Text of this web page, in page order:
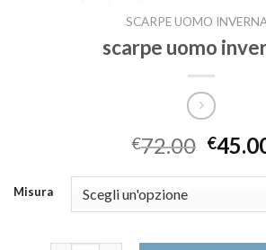
SCARPE UOMO
scarpe uomo
€72.00 €
Misura